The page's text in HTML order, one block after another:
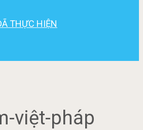
THỰC HIỆN
việt-pháp